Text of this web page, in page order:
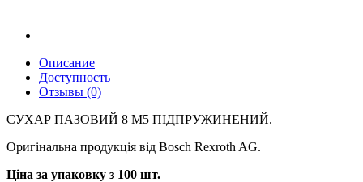
Описание
Доступность
Отзывы (0)
СУХАР ПАЗОВИЙ 8 M5 ПІДПРУЖИНЕНИЙ.
Оригінальна продукція від Bosch Rexroth AG.
Ціна за упаковку з 100 шт.